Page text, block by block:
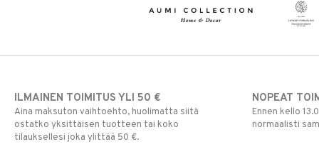
ILMAINEN TOIMITUS YLI 50 €
Aina maksuton vaihtoehto, huolimatta siitä
ostatko yksittäisen tuotteen tai koko
tilauksellesi joka ylittää 50 €.
NOPEAT
Ennen kello
normaalisti